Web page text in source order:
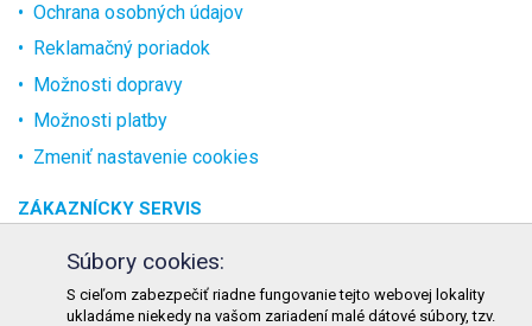
Ochrana osobných údajov
Reklamačný poriadok
Možnosti dopravy
Možnosti platby
Zmeniť nastavenie cookies
ZÁKAZNÍCKY SERVIS
O spoločnosti
Kontakt
Súbory cookies:
S cieľom zabezpečiť riadne fungovanie tejto webovej lokality
ukladáme niekedy na vašom zariadení malé dátové súbory, tzv.